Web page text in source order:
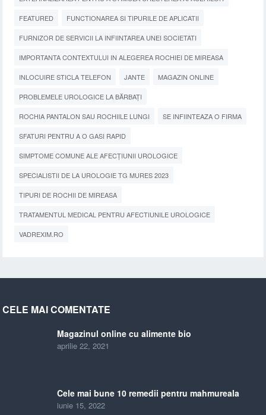
FEATURED FUNCTIONAREA SI TIPURILE DE APLICATII
FURNIZOR DE SERVICII LA INFIINTAREA UNEI SOCIETATI
IMPORTANTA CONTEXTULUI IN ALEGEREA ROCHIEI DE MIREASA
INLOCUIRE STICLA TELEFON JANTE MAGAZIN ONLINE
PROBLEMELE UROLOGICE LA BĂRBAȚI
ROCHIA PANTALON SAU ROCHIILE LUNGI SE INFIINTEAZA O FIRMA
SFATURI PENTRU A O GASI RAPID
SIMPTOME COMUNE ALE AFECȚIUNII UROLOGICE
SPECIALISTII DE LA UROLOGIE TG MURES 2023
TIPURI DE ROCHII DE MIREASA
TRATAMENTUL MEDICAL PENTRU AFECTIUNILE UROLOGICE
VADREXIM.RO
CELE MAI COMENTATE
Magazinul online cu alimente bio
aprilie 22, 2021
Cele mai bune 10 remedii pentru mahmureala
iunie 15, 2022